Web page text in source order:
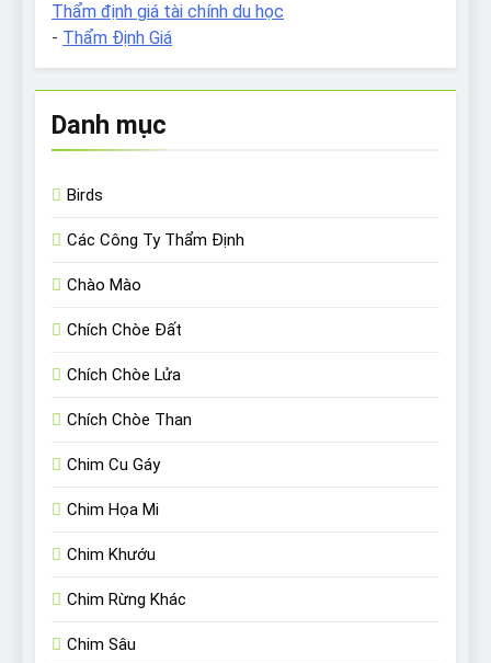
Thẩm định giá tài chính du học
- Thẩm Định Giá
Danh mục
Birds
Các Công Ty Thẩm Định
Chào Mào
Chích Chòe Đất
Chích Chòe Lửa
Chích Chòe Than
Chim Cu Gáy
Chim Họa Mi
Chim Khướu
Chim Rừng Khác
Chim Sâu